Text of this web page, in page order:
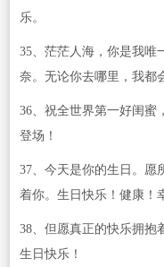
乐。
35、茫茫人海，你是我唯
奈。无论你去哪里，我都
36、祝全世界第一好闺蜜
登场！
37、今天是你的生日。愿
着你。生日快乐！健康！
38、但愿真正的快乐拥抱
生日快乐！